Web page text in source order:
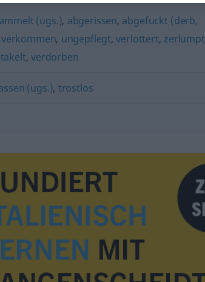
(ugs.), abgerissen, abgefuckt (derb,
verkommen, ungepflegt,verlottert, zerlumpt
, verdorben
(ugs.), trostlos